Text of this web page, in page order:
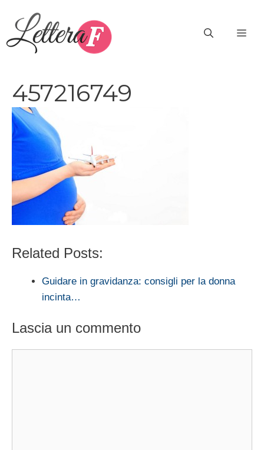
contenuto
457216749
Related Posts:
Guidare in gravidanza: consigli per la donna
incinta…
Lascia un commento